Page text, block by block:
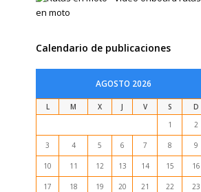
Calendario de publicaciones
AGOSTO 2026
L M X J V S
D
1
2
3 4 5 6 7 8 9
10 11 12 13 14 15 16
17 18 19 20 21 22 23